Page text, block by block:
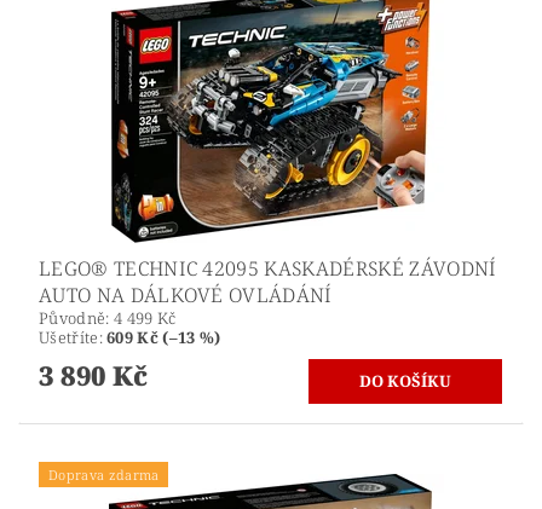
LEGO® TECHNIC 42095 KASKADÉRSKÉ ZÁVODNÍ
AUTO NA DÁLKOVÉ OVLÁDÁNÍ
Původně: 4 499 Kč
Ušetříte:609 Kč (–13 %)
3 890 Kč
Doprava zdarma